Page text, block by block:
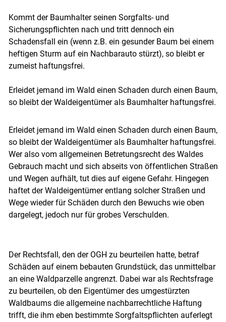
Kommt der Baumhalter seinen Sorgfalts- und
Sicherungspflichten nach und tritt dennoch ein
Schadensfall ein (wenn z.B. ein gesunder Baum bei einem
heftigen Sturm auf ein Nachbarauto stürzt), so bleibt er
zumeist haftungsfrei.
Erleidet jemand im Wald einen Schaden durch einen Baum,
so bleibt der Waldeigentümer als Baumhalter haftungsfrei.
Erleidet jemand im Wald einen Schaden durch einen Baum,
so bleibt der Waldeigentümer als Baumhalter haftungsfrei.
Wer also vom allgemeinen Betretungsrecht des Waldes
Gebrauch macht und sich abseits von öffentlichen Straßen
und Wegen aufhält, tut dies auf eigene Gefahr. Hingegen
haftet der Waldeigentümer entlang solcher Straßen und
Wege wieder für Schäden durch den Bewuchs wie oben
dargelegt, jedoch nur für grobes Verschulden.
Der Rechtsfall, den der OGH zu beurteilen hatte, betraf
Schäden auf einem bebauten Grundstück, das unmittelbar
an eine Waldparzelle angrenzt. Dabei war als Rechtsfrage
zu beurteilen, ob den Eigentümer des umgestürzten
Waldbaums die allgemeine nachbarrechtliche Haftung
trifft, die ihm eben bestimmte Sorgfaltspflichten auferlegt